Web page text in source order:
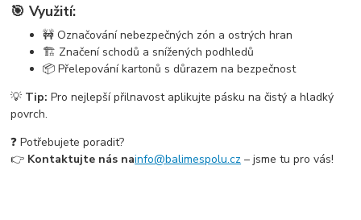
🎯 Využití:
🚧 Označování nebezpečných zón a ostrých hran
🏗️ Značení schodů a snížených podhledů
📦 Přelepování kartonů s důrazem na bezpečnost
💡 Tip: Pro nejlepší přilnavost aplikujte pásku na čistý a hladký
povrch.
❓ Potřebujete poradit?
👉 Kontaktujte nás nainfo@balimespolu.cz – jsme tu pro vás!